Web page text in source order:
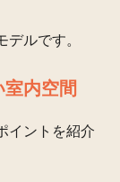
ルです。
内空間
イントを紹介